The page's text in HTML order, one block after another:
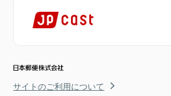
サイトのご利用について